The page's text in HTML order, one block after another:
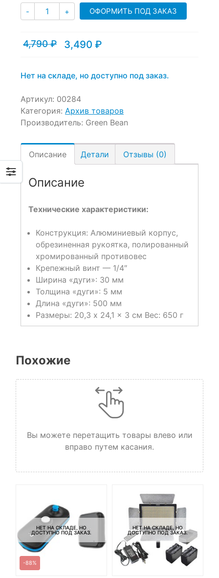
- Количество
+ ОФОРМИТЬ ПОД ЗАКАЗ
4,790₽
Первоначальная
4,790 ₽.
3,490 ₽
Текущая
Нет на складе, но доступно под заказ.
Артикул: 00284
Категория: Архив товаров
Производитель: Green Bean
Описание Детали Отзывы (0)
Описание
Технические характеристики:
Конструкция: Алюминиевый корпус,
обрезиненная рукоятка, полированный
хромированный противовес
Крепежный винт — 1/4″
Ширина «дуги»: 30 мм
Толщина «дуги»: 5 мм
Длина «дуги»: 500 мм
Размеры: 20,3 x 24,1 x 3 см Вес: 650 г
Похожие
Вы можете перетащить товары влево или
вправо путем касания.
НЕТ НА СКЛАДЕ, НО
ДОСТУПНО ПОД ЗАКАЗ.
-88%
НЕТ НА СКЛАДЕ, НО
ДОСТУПНО ПОД ЗАКАЗ.